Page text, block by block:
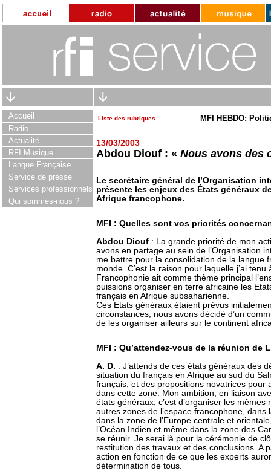
Accueil
Radio
Actualité
RFI Musique
Langue Française
Service de presse
Services professionnels
Qui sommes-nous ?
Liste des rubriques MFI HEBDO:
13/03/2003
Abdou Diouf : « Nous avons des
Le secrétaire général de l’Organisation
présente les enjeux des États généraux
Afrique francophone.
MFI : Quelles sont vos priorités
Abdou Diouf : La grande priorité de mon
avons en partage au sein de l’Organisation
me battre pour la consolidation de la langue
monde. C’est la raison pour laquelle j’ai
Francophonie ait comme thème principal
puissions organiser en terre africaine les
français en Afrique subsaharienne.
Ces Etats généraux étaient prévus
circonstances, nous avons décidé d’un
de les organiser ailleurs sur le continent
MFI : Qu’attendez-vous de la réunion de
A. D. : J’attends de ces états généraux des
situation du français en Afrique au sud du
français, et des propositions novatrices pour
dans cette zone. Mon ambition, en liaison
états généraux, c’est d’organiser les
autres zones de l’espace francophone,
dans la zone de l’Europe centrale et
l’Océan Indien et même dans la zone des
se réunir. Je serai là pour la cérémonie de
restitution des travaux et des conclusions. A
action en fonction de ce que les experts
détermination de tous.